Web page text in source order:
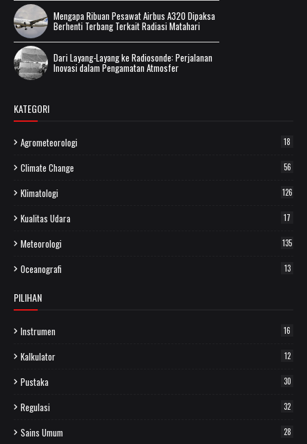
Mengapa Ribuan Pesawat Airbus A320 Dipaksa
Berhenti Terbang Terkait Radiasi Matahari
Dari Layang-Layang ke Radiosonde: Perjalanan
Inovasi dalam Pengamatan Atmosfer
KATEGORI
Agrometeorologi 18
Climate Change 56
Klimatologi 126
Kualitas Udara 17
Meteorologi 135
Oceanografi 13
PILIHAN
Instrumen 16
Kalkulator 12
Pustaka 30
Regulasi 32
Sains Umum 28